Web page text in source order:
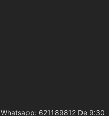
Whatsapp: 621189812 De 9:30